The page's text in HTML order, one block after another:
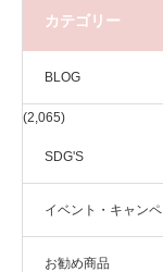
カテゴリー
BLOG
(2,065)
SDG'S
イベント・キャン
お勧め商品